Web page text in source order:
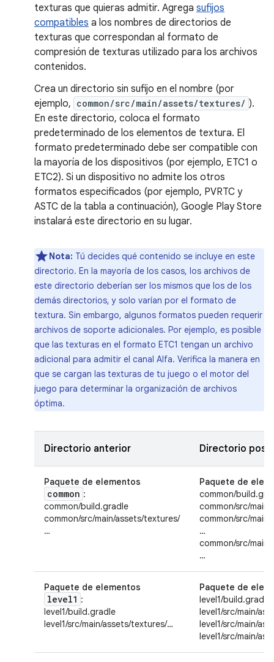
texturas que quieras admitir. Agrega sufijos
compatibles a los nombres de directorios de
texturas que correspondan al formato de
compresión de texturas utilizado para los archivos
contenidos.
Crea un directorio sin sufijo en el nombre (por
ejemplo, common/src/main/assets/textures/ ).
En este directorio, coloca el formato
predeterminado de los elementos de textura. El
formato predeterminado debe ser compatible con
la mayoría de los dispositivos (por ejemplo, ETC1 o
ETC2). Si un dispositivo no admite los otros
formatos especificados (por ejemplo, PVRTC y
ASTC de la tabla a continuación), Google Play Store
instalará este directorio en su lugar.
Nota: Tú decides qué contenido se incluye en este
directorio. En la mayoría de los casos, los archivos de
este directorio deberían ser los mismos que los de los
demás directorios, y solo varían por el formato de
textura. Sin embargo, algunos formatos pueden requerir
archivos de soporte adicionales. Por ejemplo, es posible
que las texturas en el formato ETC1 tengan un archivo
adicional para admitir el canal Alfa. Verifica la manera en
que se cargan las texturas de tu juego o el motor del
juego para determinar la organización de archivos
óptima.
Directorio anterior Directorio
Paquete de elementos
common :
common/build.gradle
common/src/main/assets/textures/
…
Paquete de
common/
common/src/
common/src/
…
common/src/
…
Paquete de elementos
level1 :
level1/build.gradle
level1/src/main/assets/textures/…
Paquete de
level1/build.gradle
level1/src/main/
level1/src/main/
level1/src/main/